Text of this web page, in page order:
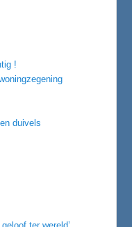
!
duivels